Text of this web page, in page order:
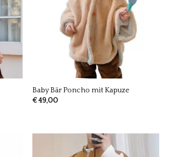
Baby Bär Poncho mit Kapuze
€49,00